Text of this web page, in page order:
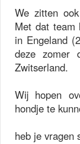
We zitten
Met dat team
in Engeland
deze zomer
Zwitserland.
Wij hopen
hondje te
heb je vragen